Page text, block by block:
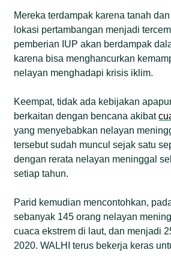
Mereka terdampak karena tanah
lokasi pertambangan menjadi
pemberian IUP akan berdampak
karena bisa menghancurkan
nelayan menghadapi krisis iklim.
Keempat, tidak ada kebijakan
berkaitan dengan bencana akibat
yang menyebabkan nelayan
tersebut sudah muncul sejak satu
dengan rerata nelayan meninggal
setiap tahun.
Parid kemudian mencontohkan,
sebanyak 145 orang nelayan
cuaca ekstrem di laut, dan menjadi
2020. WALHI terus bekerja keras